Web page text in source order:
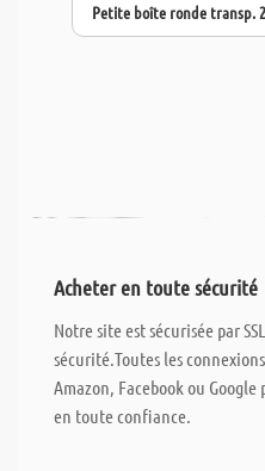
Petite boîte ronde transp.
Acheter en toute sécurité
Notre site est sécurisée par
sécurité.Toutes les
Amazon, Facebook ou
en toute confiance.